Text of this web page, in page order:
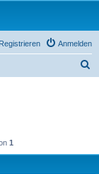
Anmelden
Registrieren
1